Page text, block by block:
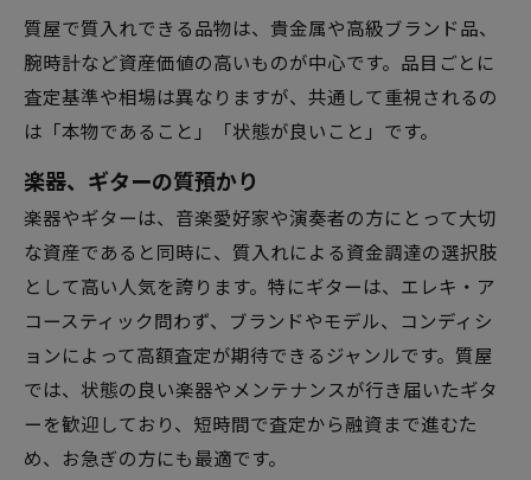
質屋で質入れできる品物は、貴金属や高級ブランド品、
腕時計など資産価値の高いものが中心です。品目ごとに
査定基準や相場は異なりますが、共通して重視されるの
は「本物であること」「状態が良いこと」です。
楽器、ギターの質預かり
楽器やギターは、音楽愛好家や演奏者の方にとって大切
な資産であると同時に、質入れによる資金調達の選択肢
として高い人気を誇ります。特にギターは、エレキ・ア
コースティック問わず、ブランドやモデル、コンディシ
ョンによって高額査定が期待できるジャンルです。質屋
では、状態の良い楽器やメンテナンスが行き届いたギタ
ーを歓迎しており、短時間で査定から融資まで進むた
め、お急ぎの方にも最適です。